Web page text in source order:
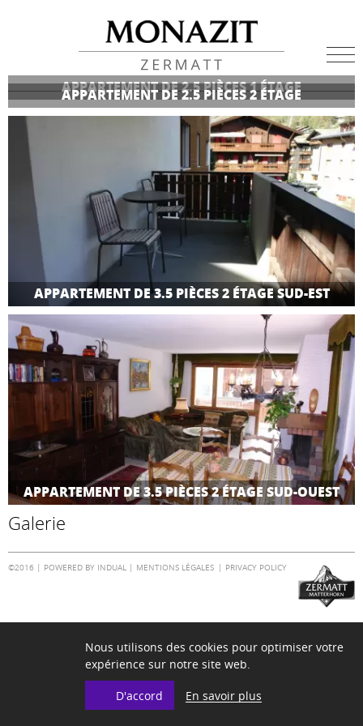
APPARTEMENT DE 2.5 PIÈCES 1 ÉTAGE
APPARTEMENT DE 2.5 PIÈCES 2 ÉTAGE
APPARTEMENT DE 3.5 PIÈCES 2 ÉTAGE SUD-EST
APPARTEMENT DE 3.5 PIÈCES 2 ÉTAGE SUD-OUEST
Galerie
©2016 | POWERED BY INDUAL MENTIONS LÉGALES PRIVACY POLICY
Nous utilisons des cookies pour optimiser votre
expérience sur notre site web.
D'accord En savoir plus